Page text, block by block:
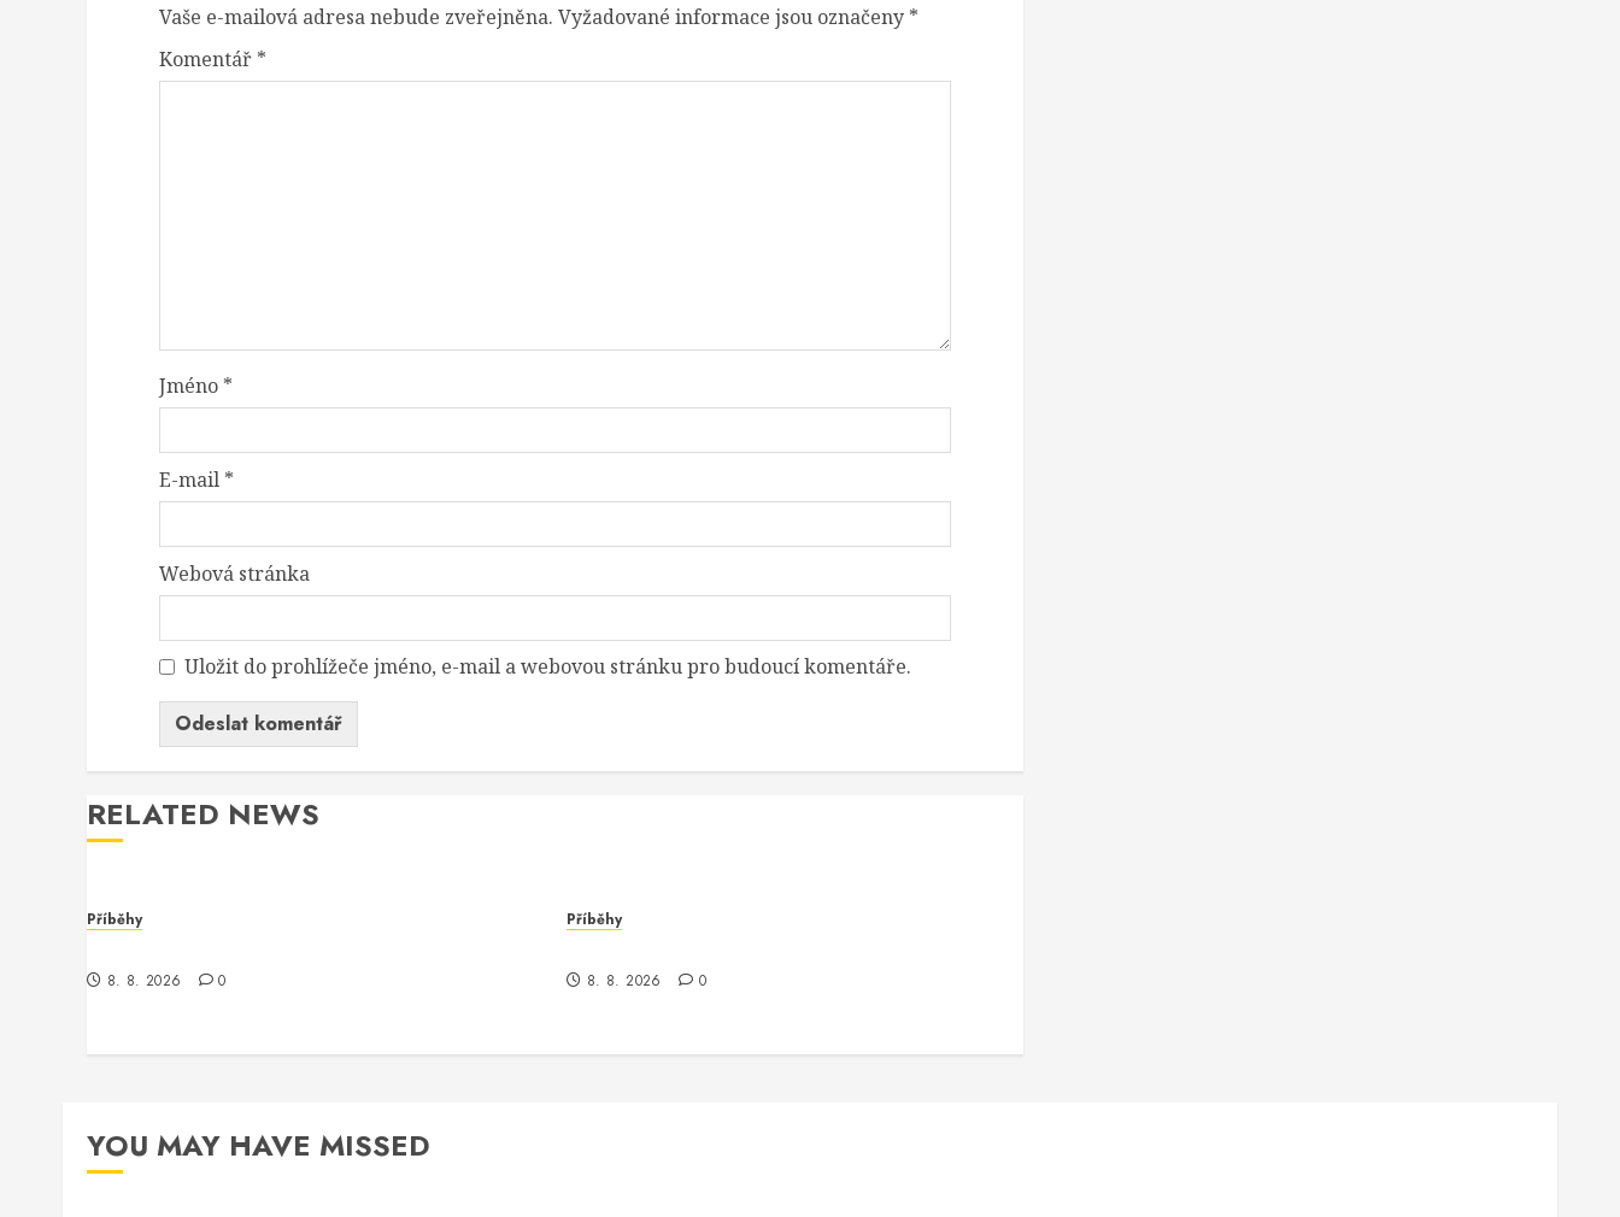
Vaše e-mailová adresa nebude zveřejněna. Vyžadované informace jsou označeny *
Komentář *
Jméno *
E-mail *
Webová stránka
Uložit do prohlížeče jméno, e-mail a webovou stránku pro budoucí komentáře.
RELATED NEWS
Příběhy
8. 8. 2026 0
Příběhy
8. 8. 2026 0
YOU MAY HAVE MISSED